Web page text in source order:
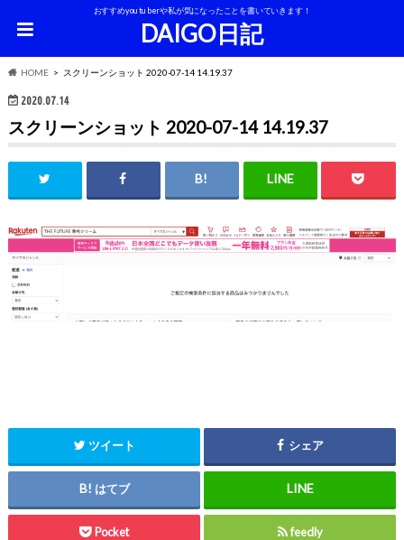
おすすめyoutuberや私が気になったことを書いていきます！
DAIGO日記
HOME スクリーンショット 2020-07-14 14.19.37
2020.07.14
スクリーンショット 2020-07-14 14.19.37
ツイート シェア
はてブ
Pocket feedly